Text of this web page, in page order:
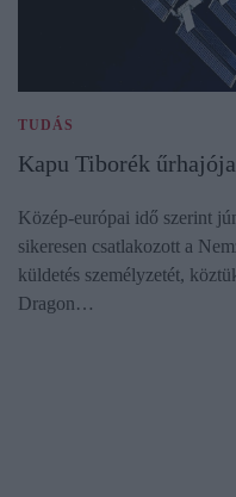
TUDÁS
Kapu Tiborék
Közép-európai idő szerint
sikeresen csatlakozott a
küldetés személyzetét,
Dragon…